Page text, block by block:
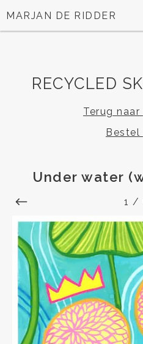
MARJAN DE RIDDER
RECYCLED
Terug
Under water
1 /